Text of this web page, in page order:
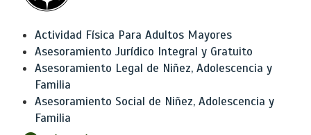
Actividad Física Para Adultos Mayores
Asesoramiento Jurídico Integral y Gratuito
Asesoramiento Legal de Niñez, Adolescencia y
Familia
Asesoramiento Social de Niñez, Adolescencia y
Familia